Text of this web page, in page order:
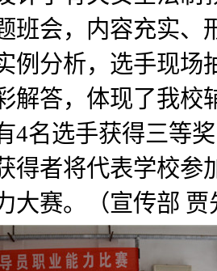
班会，内容充实、
例分析，选手现场
解答，体现了我校
4名选手获得三等
得者将代表学校参
大赛。（宣传部 贾